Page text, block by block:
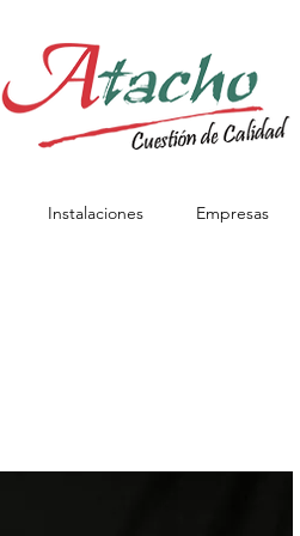
Instalaciones Empresas